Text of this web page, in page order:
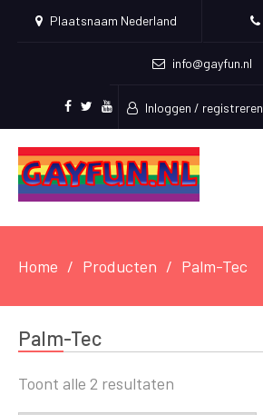
Plaatsnaam Nederland
info@gayfun.nl
Facebook
TwitterYoutube
Inloggen / registreren
Home Producten Palm-Tec
Palm-Tec
Toont alle 2 resultaten